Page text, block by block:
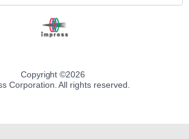
Copyright ©2026
Corporation. All rights reserved.